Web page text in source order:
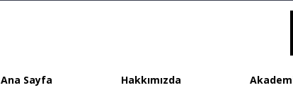
Ana Sayfa Hakkımızda